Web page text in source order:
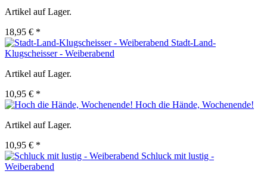
Artikel auf Lager.
18,95 € *
Stadt-Land-
Klugscheisser - Weiberabend
Artikel auf Lager.
10,95 € *
Hoch die Hände, Wochenende!
Artikel auf Lager.
10,95 € *
Schluck mit lustig -
Weiberabend